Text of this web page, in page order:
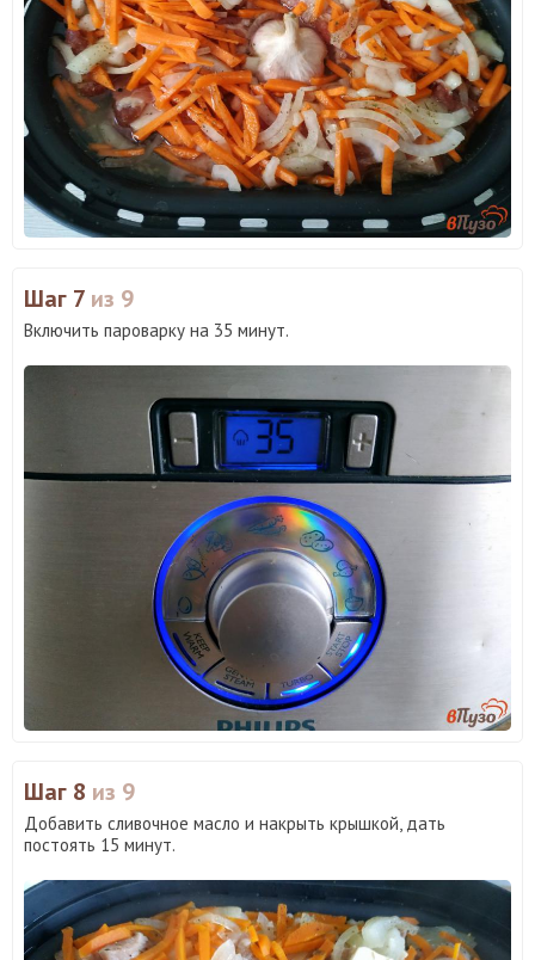
Шаг 7 из 9
Включить пароварку на 35 минут.
Шаг 8 из 9
Добавить сливочное масло и накрыть крышкой, дать
постоять 15 минут.